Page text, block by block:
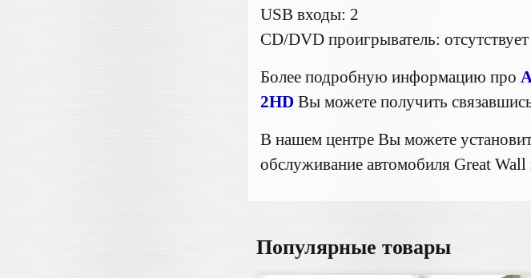
USB входы: 2
CD/DVD проигрыватель: отсутствует
Более подробную информацию про
2HD Вы можете получить
В нашем центре Вы можете
обслуживание автомобиля Great
Популярные товары